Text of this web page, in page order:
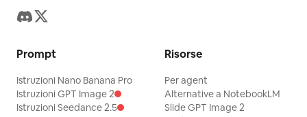
Prompt
Istruzioni Nano Banana Pro
Istruzioni GPT Image 2
Istruzioni Seedance 2.5
Risorse
Per agent
Alternative a NotebookLM
Slide GPT Image 2